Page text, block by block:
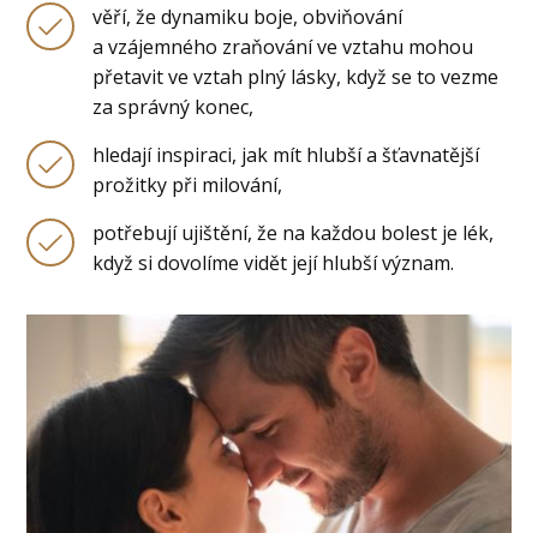
věří, že dynamiku boje, obviňování
a vzájemného zraňování ve vztahu mohou
přetavit ve vztah plný lásky, když se to vezme
za správný konec,
hledají inspiraci, jak mít hlubší a šťavnatější
prožitky při milování,
potřebují ujištění, že na každou bolest je lék,
když si dovolíme vidět její hlubší význam.